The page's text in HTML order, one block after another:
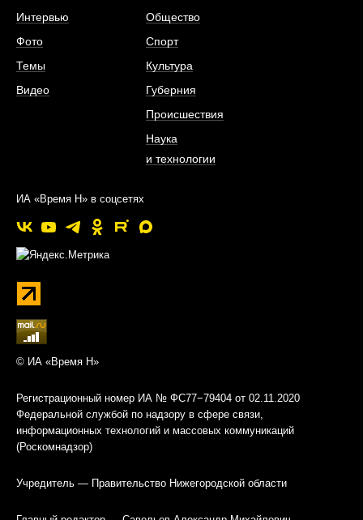
Интервью
Фото
Темы
Видео
Общество
Спорт
Культура
Губерния
Происшествия
Наука
и технологии
ИА «Время Н» в соцсетях
© ИА «Время Н»
Регистрационный номер ИА № ФС77−79404 от 02.11.2020
Федеральной службой по надзору в сфере связи,
информационных технологий и массовых коммуникаций
(Роскомнадзор)
Учредитель — Правительство Нижегородской области